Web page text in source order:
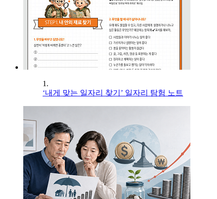
1.
‘내게 맞는 일자리 찾기’ 일자리 탐험 노트